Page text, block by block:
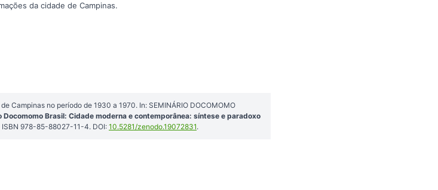
da cidade de Campinas.
Campinas no período de 1930 a 1970. In: SEMINÁRIO DOCOMOMO
Docomomo Brasil: Cidade moderna e contemporânea: síntese e paradoxo
ISBN 978-85-88027-11-4. DOI: 10.5281/zenodo.19072831.